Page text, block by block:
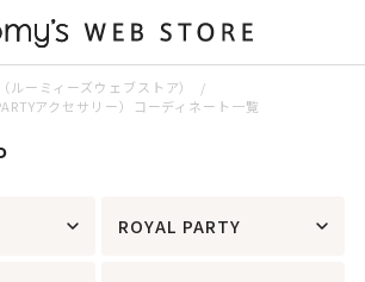
ルーミィーズウェブストア）
アクセサリー）コーディネート一覧
ROYAL PARTY